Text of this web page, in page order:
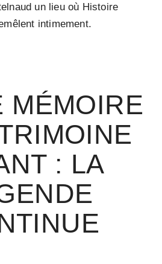
un lieu où Histoire
intimement.
MÉMOIRE
: LA